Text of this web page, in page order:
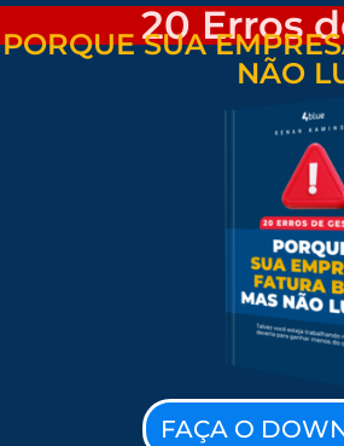
20 Erros
PORQUE SUA
NÃO
FAÇA O